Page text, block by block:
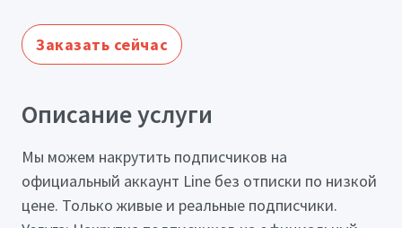
Заказать сейчас
Описание услуги
Мы можем накрутить подписчиков на
официальный аккаунт Line без отписки по низкой
цене. Только живые и реальные подписчики.